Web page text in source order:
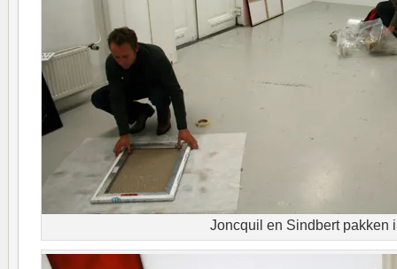
Joncquil en Sindbert pakken